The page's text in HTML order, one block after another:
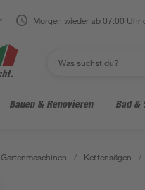
Morgen wieder ab 07:00 Uhr
Bauen & Renovieren Bad &
Gartenmaschinen / Kettensägen /